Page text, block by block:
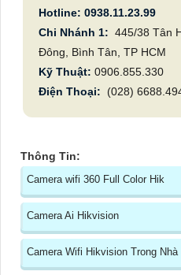
Hotline: 0938.11.23.99
Chi Nhánh 1: 445/38 Tân
Đông, Bình Tân, TP HCM
Kỹ Thuật: 0906.855.330
Điện Thoại:
(028)
Thông Tin:
Camera wifi 360 Full Color Hik
Camera Ai Hikvision
Camera Wifi Hikvision Trong Nhà